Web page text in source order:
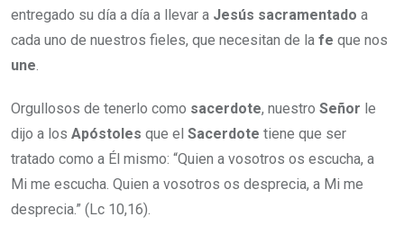
entregado su día a día a llevar a Jesús sacramentado a
cada uno de nuestros fieles, que necesitan de la fe que nos
une.
Orgullosos de tenerlo como sacerdote, nuestro Señor le
dijo a los Apóstoles que el Sacerdote tiene que ser
tratado como a Él mismo: “Quien a vosotros os escucha, a
Mi me escucha. Quien a vosotros os desprecia, a Mi me
desprecia.” (Lc 10,16).